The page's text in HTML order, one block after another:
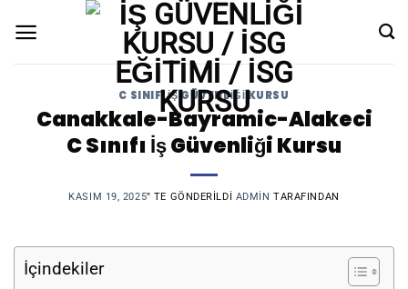
C SINIFI İŞ GÜVENLIĞI KURSU
Canakkale-Bayramic-Alakeci
C Sınıfı İş Güvenliği Kursu
KASIM 19, 2025’' TE GÖNDERILDI ADMIN TARAFINDAN
İçindekiler